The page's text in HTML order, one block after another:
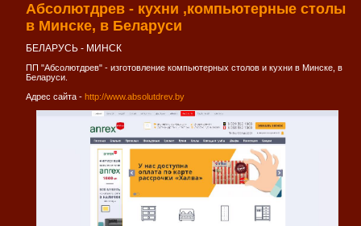
Абсолютдрев - кухни ,компьютерные столы
в Минске, в Беларуси
БЕЛАРУСЬ - МИНСК
ПП "Абсолютдрев" - изготовление компьютерных столов и кухни в Минске, в
Беларуси.
Адрес сайта - http://www.absolutdrev.by